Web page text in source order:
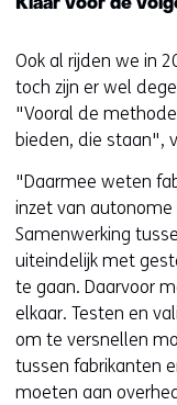
Klaar voor de
Ook al rijden we in
toch zijn er wel
"Vooral de
bieden, die staan",
"Daarmee weten
inzet van autonome
Samenwerking
uiteindelijk met
te gaan. Daarvoor
elkaar. Testen en
om te versnellen
tussen fabrikanten
moeten aan